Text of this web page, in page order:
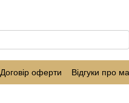
Договір оферти Відгуки про